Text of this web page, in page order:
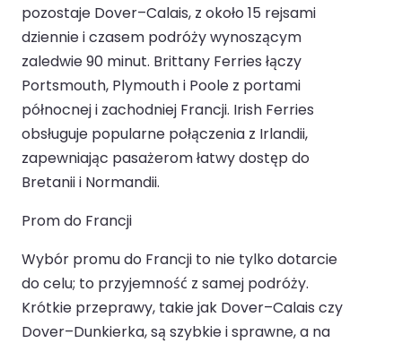
pozostaje Dover–Calais, z około 15 rejsami
dziennie i czasem podróży wynoszącym
zaledwie 90 minut. Brittany Ferries łączy
Portsmouth, Plymouth i Poole z portami
północnej i zachodniej Francji. Irish Ferries
obsługuje popularne połączenia z Irlandii,
zapewniając pasażerom łatwy dostęp do
Bretanii i Normandii.
Prom do Francji
Wybór promu do Francji to nie tylko dotarcie
do celu; to przyjemność z samej podróży.
Krótkie przeprawy, takie jak Dover–Calais czy
Dover–Dunkierka, są szybkie i sprawne, a na